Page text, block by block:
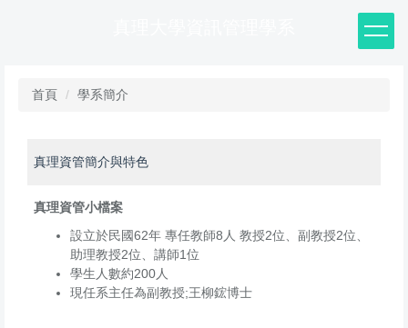
首頁 學系簡介
真理資管簡介與特色
真理資管小檔案
設立於民國62年 專任教師8人 教授2位、副教授2位、
助理教授2位、講師1位
學生人數約200人
現任系主任為副教授;王柳鋐博士